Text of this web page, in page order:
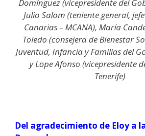
Domínguez (vicepresidente del
Julio Salom (teniente general,
Canarias – MCANA), María
Toledo (consejera de Bienestar
Juventud, Infancia y Familias del
y Lope Afonso (vicepresidente
Tenerife)
Del agradecimiento de Eloy a